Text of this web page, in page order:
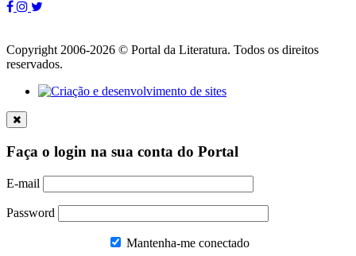
Copyright 2006-2026 © Portal da Literatura. Todos os direitos
reservados.
Faça o login na sua conta do Portal
E-mail
Password
Mantenha-me conectado